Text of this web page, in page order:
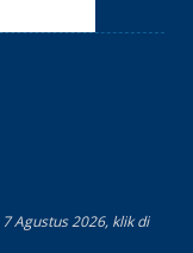
Agustus 2026, klik di